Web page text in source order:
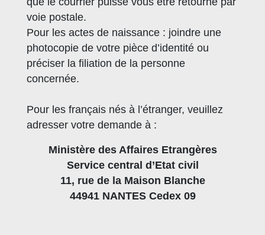
voie postale.
Pour les actes de naissance : joindre une
photocopie de votre pièce d’identité ou
préciser la filiation de la personne
concernée.
Pour les français nés à l’étranger, veuillez
adresser votre demande à :
Ministère des Affaires Etrangères
Service central d’Etat civil
11, rue de la Maison Blanche
44941 NANTES Cedex 09